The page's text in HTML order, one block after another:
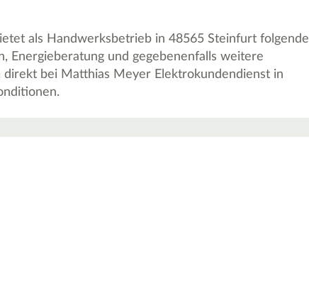
als Handwerksbetrieb in 48565 Steinfurt folgende
Energieberatung und gegebenenfalls weitere
direkt bei Matthias Meyer Elektrokundendienst in